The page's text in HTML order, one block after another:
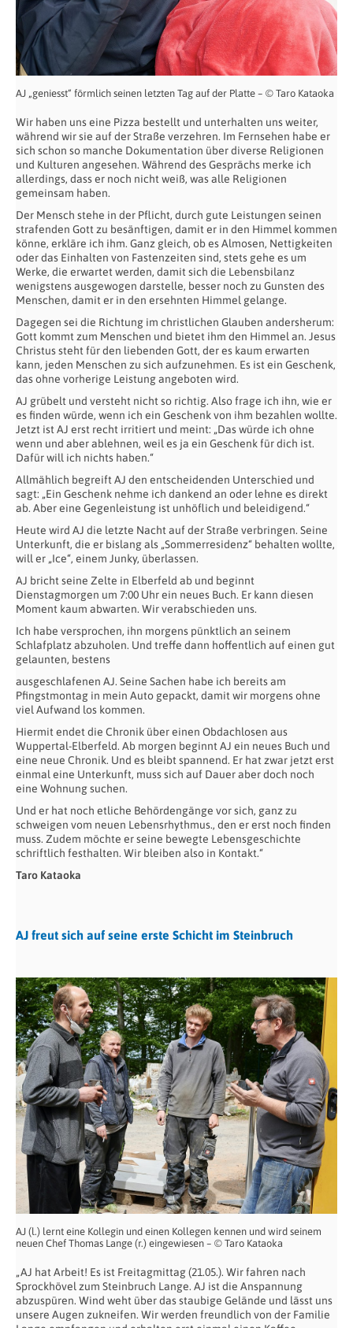
AJ „geniesst“ förmlich seinen letzten Tag auf der Platte – © Taro Kataoka
Wir haben uns eine Pizza bestellt und unterhalten uns weiter,
während wir sie auf der Straße verzehren. Im Fernsehen habe er
sich schon so manche Dokumentation über diverse Religionen
und Kulturen angesehen. Während des Gesprächs merke ich
allerdings, dass er noch nicht weiß, was alle Religionen
gemeinsam haben.
Der Mensch stehe in der Pflicht, durch gute Leistungen seinen
strafenden Gott zu besänftigen, damit er in den Himmel kommen
könne, erkläre ich ihm. Ganz gleich, ob es Almosen, Nettigkeiten
oder das Einhalten von Fastenzeiten sind, stets gehe es um
Werke, die erwartet werden, damit sich die Lebensbilanz
wenigstens ausgewogen darstelle, besser noch zu Gunsten des
Menschen, damit er in den ersehnten Himmel gelange.
Dagegen sei die Richtung im christlichen Glauben andersherum:
Gott kommt zum Menschen und bietet ihm den Himmel an. Jesus
Christus steht für den liebenden Gott, der es kaum erwarten
kann, jeden Menschen zu sich aufzunehmen. Es ist ein Geschenk,
das ohne vorherige Leistung angeboten wird.
AJ grübelt und versteht nicht so richtig. Also frage ich ihn, wie er
es finden würde, wenn ich ein Geschenk von ihm bezahlen wollte.
Jetzt ist AJ erst recht irritiert und meint: „Das würde ich ohne
wenn und aber ablehnen, weil es ja ein Geschenk für dich ist.
Dafür will ich nichts haben.“
Allmählich begreift AJ den entscheidenden Unterschied und
sagt: „Ein Geschenk nehme ich dankend an oder lehne es direkt
ab. Aber eine Gegenleistung ist unhöflich und beleidigend.“
Heute wird AJ die letzte Nacht auf der Straße verbringen. Seine
Unterkunft, die er bislang als „Sommerresidenz“ behalten wollte,
will er „Ice“, einem Junky, überlassen.
AJ bricht seine Zelte in Elberfeld ab und beginnt
Dienstagmorgen um 7:00 Uhr ein neues Buch. Er kann diesen
Moment kaum abwarten. Wir verabschieden uns.
Ich habe versprochen, ihn morgens pünktlich an seinem
Schlafplatz abzuholen. Und treffe dann hoffentlich auf einen gut
gelaunten, bestens
ausgeschlafenen AJ. Seine Sachen habe ich bereits am
Pfingstmontag in mein Auto gepackt, damit wir morgens ohne
viel Aufwand los kommen.
Hiermit endet die Chronik über einen Obdachlosen aus
Wuppertal-Elberfeld. Ab morgen beginnt AJ ein neues Buch und
eine neue Chronik. Und es bleibt spannend. Er hat zwar jetzt erst
einmal eine Unterkunft, muss sich auf Dauer aber doch noch
eine Wohnung suchen.
Und er hat noch etliche Behördengänge vor sich, ganz zu
schweigen vom neuen Lebensrhythmus., den er erst noch finden
muss. Zudem möchte er seine bewegte Lebensgeschichte
schriftlich festhalten. Wir bleiben also in Kontakt.“
Taro Kataoka
AJ freut sich auf seine erste Schicht im Steinbruch
AJ (l.) lernt eine Kollegin und einen Kollegen kennen und wird seinem
neuen Chef Thomas Lange (r.) eingewiesen – © Taro Kataoka
„AJ hat Arbeit! Es ist Freitagmittag (21.05.). Wir fahren nach
Sprockhövel zum Steinbruch Lange. AJ ist die Anspannung
abzuspüren. Wind weht über das staubige Gelände und lässt uns
unsere Augen zukneifen. Wir werden freundlich von der Familie